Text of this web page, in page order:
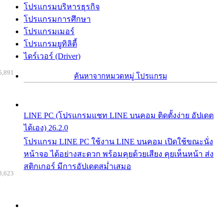
โปรแกรมบริหารธุรกิจ
โปรแกรมการศึกษา
โปรแกรมเมอร์
โปรแกรมยูทิลิตี้
ไดร์เวอร์ (Driver)
ค้นหาจากหมวดหมู่ โปรแกรม
LINE PC (โปรแกรมแชท LINE บนคอม ติดตั้งง่าย อัปเดต
ได้เอง) 26.2.0
โปรแกรม LINE PC ใช้งาน LINE บนคอม เปิดใช้ขณะนั่ง
หน้าจอ ได้อย่างสะดวก พร้อมคุยด้วยเสียง คุยเห็นหน้า ส่ง
สติกเกอร์ มีการอัปเดตสม่ำเสมอ